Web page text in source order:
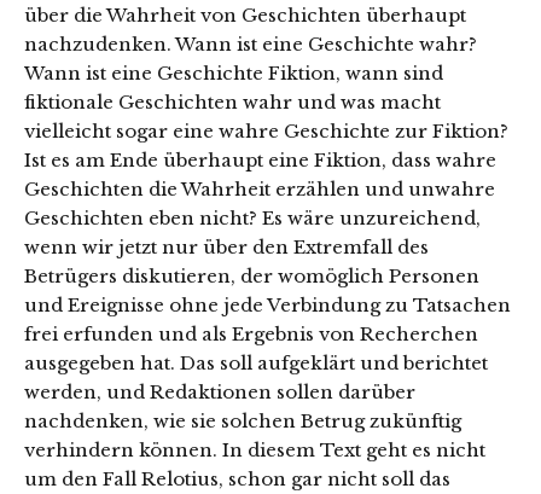
über die Wahrheit von Geschichten überhaupt
nachzudenken. Wann ist eine Geschichte wahr?
Wann ist eine Geschichte Fiktion, wann sind
fiktionale Geschichten wahr und was macht
vielleicht sogar eine wahre Geschichte zur Fiktion?
Ist es am Ende überhaupt eine Fiktion, dass wahre
Geschichten die Wahrheit erzählen und unwahre
Geschichten eben nicht? Es wäre unzureichend,
wenn wir jetzt nur über den Extremfall des
Betrügers diskutieren, der womöglich Personen
und Ereignisse ohne jede Verbindung zu Tatsachen
frei erfunden und als Ergebnis von Recherchen
ausgegeben hat. Das soll aufgeklärt und berichtet
werden, und Redaktionen sollen darüber
nachdenken, wie sie solchen Betrug zukünftig
verhindern können. In diesem Text geht es nicht
um den Fall Relotius, schon gar nicht soll das